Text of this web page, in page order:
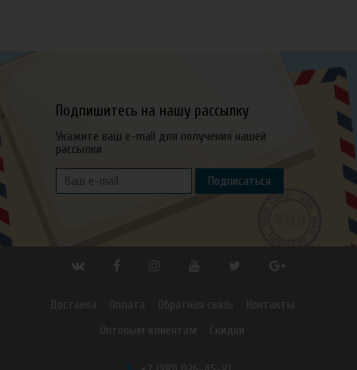
Подпишитесь на нашу рассылку
Укажите ваш e-mail для получения нашей
рассылки
Подписаться
Доставка Оплата Обратная связь
Контакты
Оптовым клиентам
Скидки